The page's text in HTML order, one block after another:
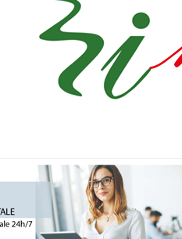
il concerto del 10 agosto di Anna Tatangelo
per i solenni festeggiamenti in onore di
della stagione 2026/27
di Antonio Napolitano AVELLA
la chiesa celebra il Martirio di san